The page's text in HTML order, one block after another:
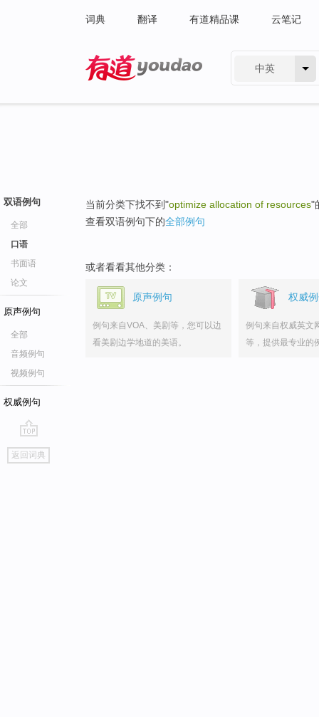
词典 翻译 有道精品课 云笔记
中英
双语例句
全部
口语
书面语
论文
原声例句
全部
音频例句
视频例句
权威例句
go
top
返回词典
当前分类下找不到"optimize allocation of resources"
查看双语例句下的全部例句
或者看看其他分类：
原声例句
例句来自VOA、美剧等，您可以边
看美剧边学地道的美语。
权威
例句来自权威英文
等，提供最专业的